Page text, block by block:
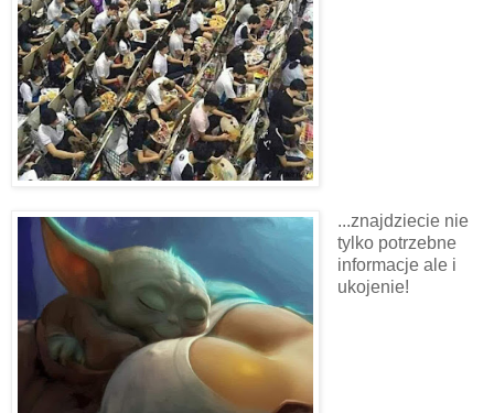
...znajdziecie nie
tylko potrzebne
informacje ale i
ukojenie!